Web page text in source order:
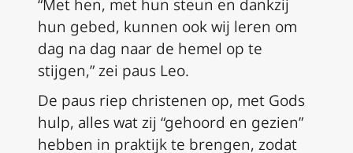
“Met hen, met hun steun en dankzij
hun gebed, kunnen ook wij leren om
dag na dag naar de hemel op te
stijgen,” zei paus Leo.
De paus riep christenen op, met Gods
hulp, alles wat zij “gehoord en gezien”
hebben in praktijk te brengen, zodat